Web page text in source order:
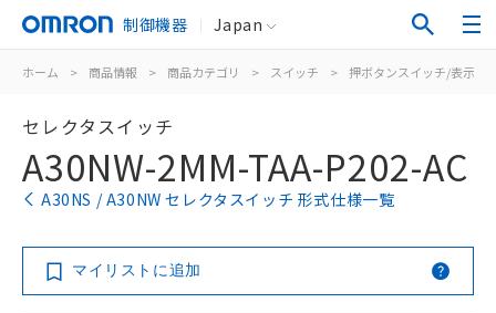
制御機器 Japan
ホーム > 商品情報 > 商品カテゴリ > スイッチ > 押ボタンスイッチ/表示灯
セレクタスイッチ
A30NW-2MM-TAA-P202-AC
A30NS / A30NW セレクタスイッチ 形式仕様一覧
マイリストに追加